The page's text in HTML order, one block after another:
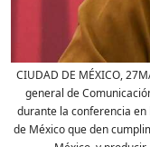
CIUDAD DE MÉXICO,
general de
durante la conferencia en
de México que den